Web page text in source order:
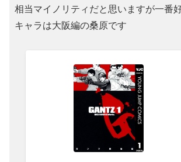
相当マイノリティだと思いますが一番
キャラは大阪編の桑原です